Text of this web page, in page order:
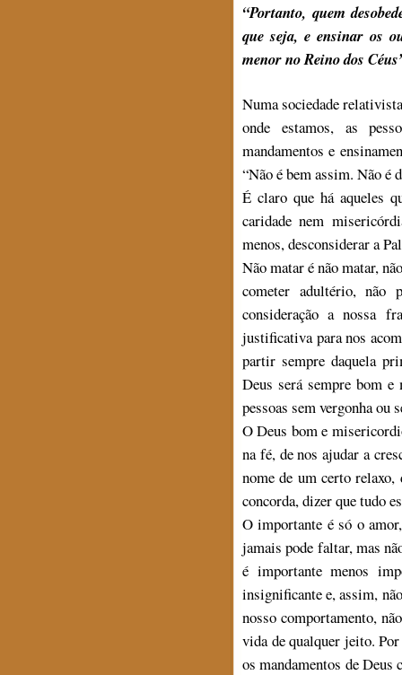
“Portanto, quem
que seja, e ensinar os
menor no Reino dos
Numa sociedade
onde estamos, as
mandamentos e
“Não é bem assim. Não é
É claro que há aqueles
caridade nem
menos, desconsiderar a
Não matar é não matar,
cometer adultério, não
consideração a nossa
justificativa para nos
partir sempre daquela
Deus será sempre bom
pessoas sem vergonha ou
O Deus bom e
na fé, de nos ajudar a
nome de um certo
concorda, dizer que tudo
O importante é só o
jamais pode faltar, mas
é importante menos
insignificante e, assim,
nosso comportamento,
vida de qualquer jeito.
os mandamentos de